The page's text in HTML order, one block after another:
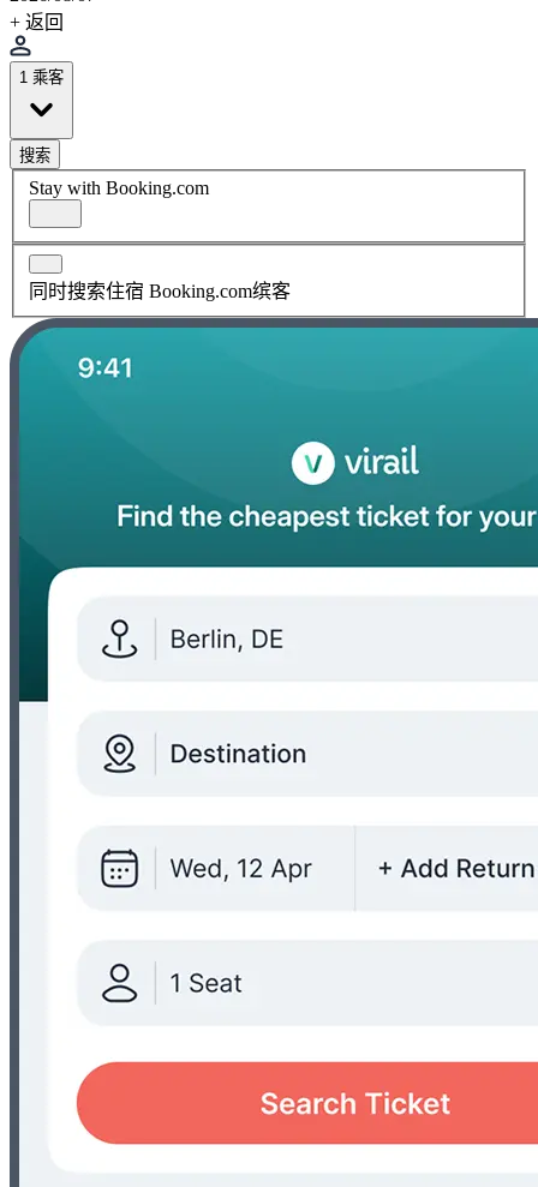
+ 返回
1 乘客
搜索
Stay with Booking.com
同时搜索住宿 Booking.com缤客